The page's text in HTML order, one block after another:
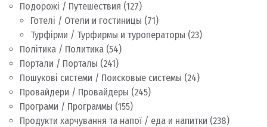
Подорожі / Путешествия (127)
Готелі / Отели и гостиницы (71)
Турфірми / Турфирмы и туроператоры (23)
Політика / Политика (54)
Портали / Порталы (241)
Пошукові системи / Поисковые системы (24)
Провайдери / Провайдеры (245)
Програми / Программы (155)
Продукти харчування та напої / еда и напитки (238)